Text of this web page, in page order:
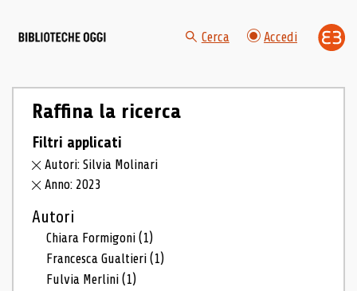
Cerca Accedi
Raffina la ricerca
Filtri applicati
Autori: Silvia Molinari
Anno: 2023
Autori
Chiara Formigoni(1)
Francesca Gualtieri(1)
Fulvia Merlini(1)